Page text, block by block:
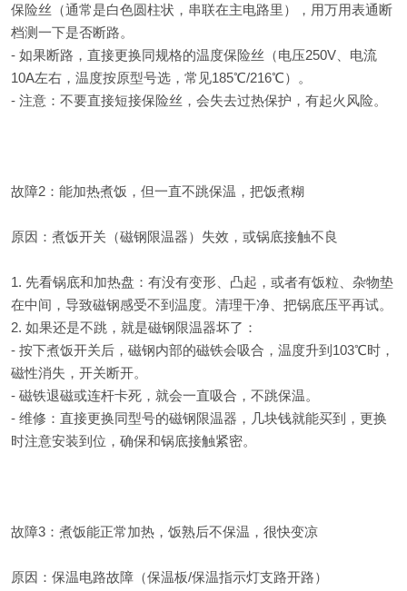
保险丝（通常是白色圆柱状，串联在主电路里），用万用表通断
档测一下是否断路。
- 如果断路，直接更换同规格的温度保险丝（电压250V、电流
10A左右，温度按原型号选，常见185℃/216℃）。
- 注意：不要直接短接保险丝，会失去过热保护，有起火风险。
故障2：能加热煮饭，但一直不跳保温，把饭煮糊
原因：煮饭开关（磁钢限温器）失效，或锅底接触不良
1. 先看锅底和加热盘：有没有变形、凸起，或者有饭粒、杂物垫
在中间，导致磁钢感受不到温度。清理干净、把锅底压平再试。
2. 如果还是不跳，就是磁钢限温器坏了：
- 按下煮饭开关后，磁钢内部的磁铁会吸合，温度升到103℃时，
磁性消失，开关断开。
- 磁铁退磁或连杆卡死，就会一直吸合，不跳保温。
- 维修：直接更换同型号的磁钢限温器，几块钱就能买到，更换
时注意安装到位，确保和锅底接触紧密。
故障3：煮饭能正常加热，饭熟后不保温，很快变凉
原因：保温电路故障（保温板/保温指示灯支路开路）